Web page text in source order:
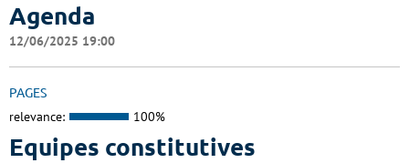
Agenda
12/06/2025 19:00
PAGES
relevance: 100%
Equipes constitutives